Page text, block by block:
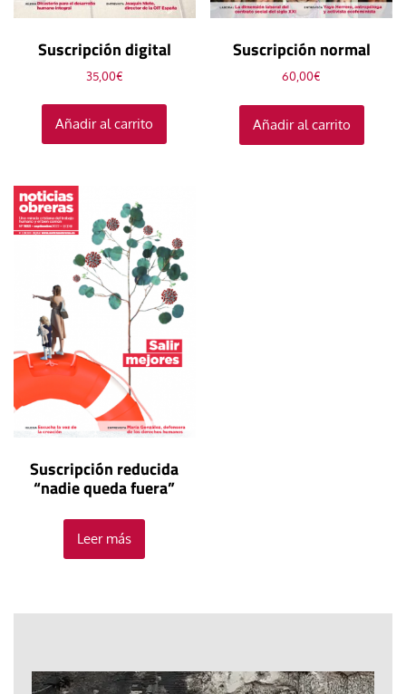
Suscripción digital
35,00€
Añadir al carrito
Suscripción normal
60,00€
Añadir al carrito
Suscripción reducida
“nadie queda fuera”
Leer más